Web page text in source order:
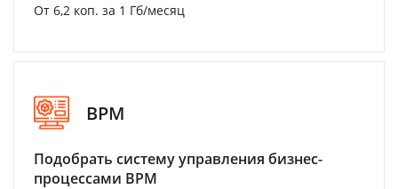
От 6,2 коп. за 1 Гб/месяц
BPM
Подобрать систему управления бизнес-
процессами BPM